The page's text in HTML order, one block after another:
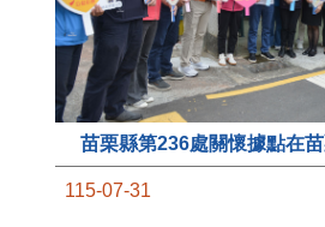
苗栗縣第236處關懷據點在
115-07-31